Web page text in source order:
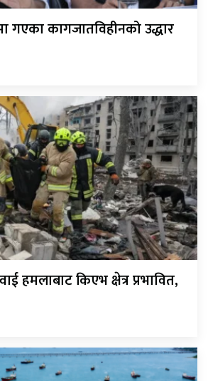
गएका कागजातविहीनको उद्धार
हमलाबाट किएभ क्षेत्र प्रभावित,